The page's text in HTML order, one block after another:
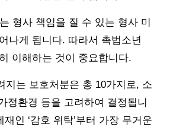
형사 책임을 질 수 있는 형사 미
나게 됩니다. 따라서 촉법소년
이해하는 것이 중요합니다.
지는 보호처분은 총 10가지로, 소
정환경 등을 고려하여 결정됩니
인 ‘감호 위탁’부터 가장 무거운